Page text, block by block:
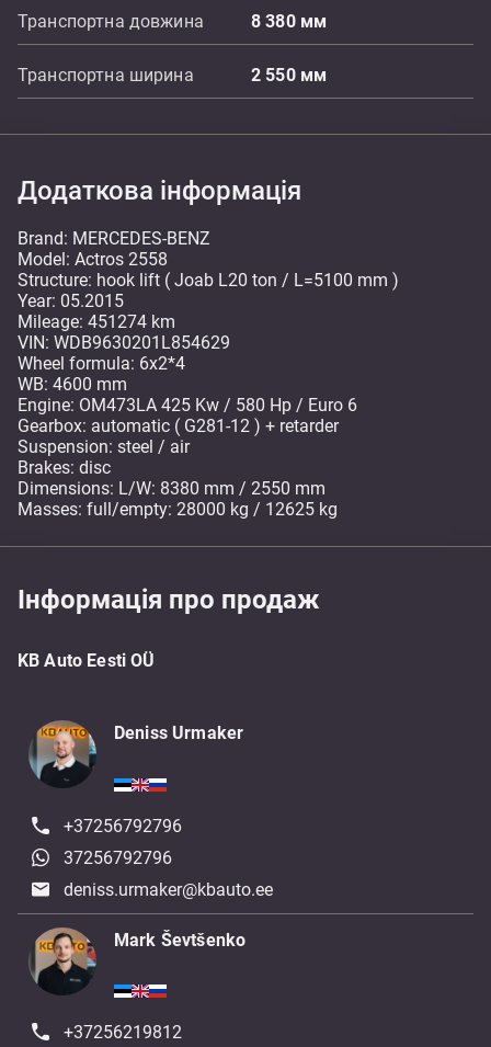
Транспортна довжина 8 380 мм
Транспортна ширина 2 550 мм
Додаткова інформація
Brand: MERCEDES-BENZ
Model: Actros 2558
Structure: hook lift ( Joab L20 ton / L=5100 mm )
Year: 05.2015
Mileage: 451274 km
VIN: WDB9630201L854629
Wheel formula: 6x2*4
WB: 4600 mm
Engine: OM473LA 425 Kw / 580 Hp / Euro 6
Gearbox: automatic ( G281-12 ) + retarder
Suspension: steel / air
Brakes: disc
Dimensions: L/W: 8380 mm / 2550 mm
Masses: full/empty: 28000 kg / 12625 kg
Інформація про продаж
KB Auto Eesti OÜ
Deniss Urmaker
+37256792796
37256792796
deniss.urmaker@kbauto.ee
Mark Ševtšenko
+37256219812